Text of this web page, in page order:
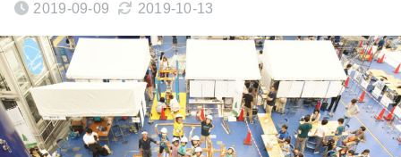
2019-09-09 2019-10-13